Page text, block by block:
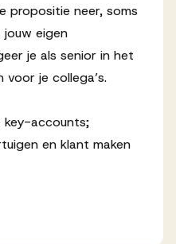
propositie neer, soms
eigen
je als senior in het
je collega’s.
accounts;
en klant maken